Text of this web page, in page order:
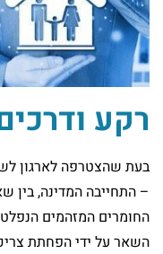
רקע
– התחייבה המדינה, בין
החומרים המזהמים
השאר על ידי הפחתת